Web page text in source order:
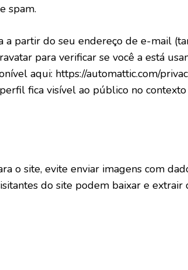
spam.
a partir do seu endereço de e-mail
para verificar se você a está
aqui: https://automattic.com/
fica visível ao público no
o site, evite enviar imagens com
do site podem baixar e